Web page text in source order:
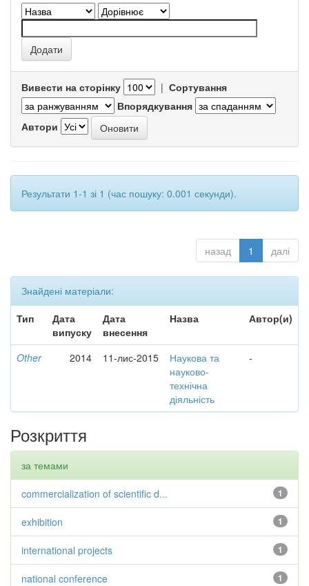
Вивести на сторінку | Сортування
Впорядкування
Автори
Результати 1-1 зі 1 (час пошуку: 0.001 секунди).
назад 1 далі
Знайдені матеріали:
Тип
Дата
випуску
Дата
внесення
Назва Автор(и)
Other 2014 11-лис-2015
Наукова та
науково-
технічна
діяльність
-
Розкриття
за темами
1
commercialization of scientific d...
1
exhibition
1
international projects
1
national conference